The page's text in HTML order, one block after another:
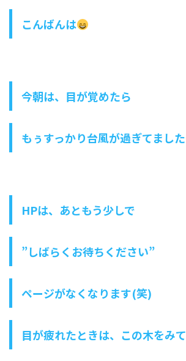
こんばんは
今朝は、目が覚めたら
もぅすっかり台風が過ぎてました
HPは、あともう少しで
”しばらくお待ちください”
ページがなくなります(笑)
目が疲れたときは、この木をみて